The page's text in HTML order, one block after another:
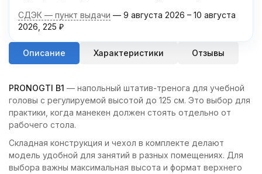
СДЭК — пункт выдачи 9 августа 2026 – 10 августа
2026 225 ₽
Описание Характеристики Отзывы
PRONOGTI B1 — напольный штатив-тренога для учебной
головы с регулируемой высотой до 125 см. Это выбор для
практики, когда манекен должен стоять отдельно от
рабочего стола.
Складная конструкция и чехол в комплекте делают
модель удобной для занятий в разных помещениях. Для
выбора важны максимальная высота и формат верхнего